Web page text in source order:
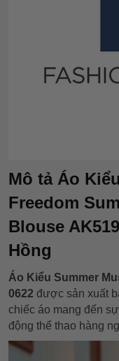
Mô tả Áo
Freedom
Blouse
Hồng
Áo Kiểu Summer
0622 được sản xuất
chiếc áo mang đến
động thể thao hàng